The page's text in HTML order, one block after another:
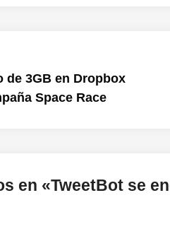
de 3GB en Dropbox
Space Race
en «TweetBot se